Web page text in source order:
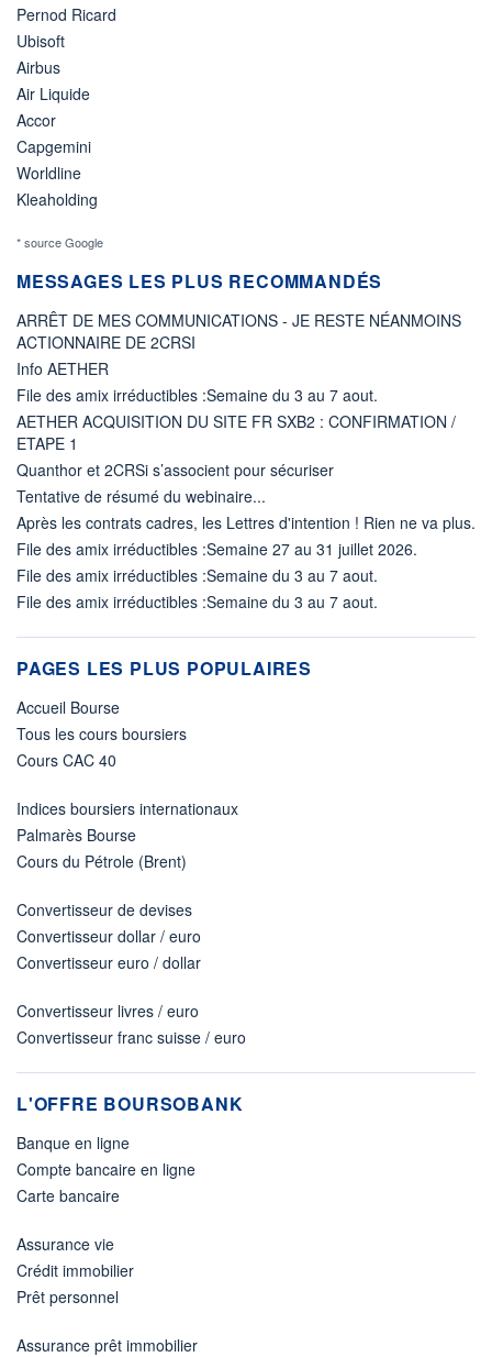
Pernod Ricard
Ubisoft
Airbus
Air Liquide
Accor
Capgemini
Worldline
Kleaholding
* source Google
MESSAGES LES PLUS RECOMMANDÉS
ARRÊT DE MES COMMUNICATIONS - JE RESTE NÉANMOINS
ACTIONNAIRE DE 2CRSI
Info AETHER
File des amix irréductibles :Semaine du 3 au 7 aout.
AETHER ACQUISITION DU SITE FR SXB2 : CONFIRMATION /
ETAPE 1
Quanthor et 2CRSi s’associent pour sécuriser
Tentative de résumé du webinaire...
Après les contrats cadres, les Lettres d'intention ! Rien ne va plus.
File des amix irréductibles :Semaine 27 au 31 juillet 2026.
File des amix irréductibles :Semaine du 3 au 7 aout.
File des amix irréductibles :Semaine du 3 au 7 aout.
PAGES LES PLUS POPULAIRES
Accueil Bourse
Tous les cours boursiers
Cours CAC 40
Indices boursiers internationaux
Palmarès Bourse
Cours du Pétrole (Brent)
Convertisseur de devises
Convertisseur dollar / euro
Convertisseur euro / dollar
Convertisseur livres / euro
Convertisseur franc suisse / euro
L'OFFRE BOURSOBANK
Banque en ligne
Compte bancaire en ligne
Carte bancaire
Assurance vie
Crédit immobilier
Prêt personnel
Assurance prêt immobilier